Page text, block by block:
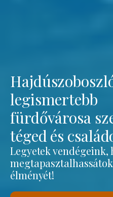
legismertebb
fürdővárosa
téged és
Legyetek vendégeink,
élményét!